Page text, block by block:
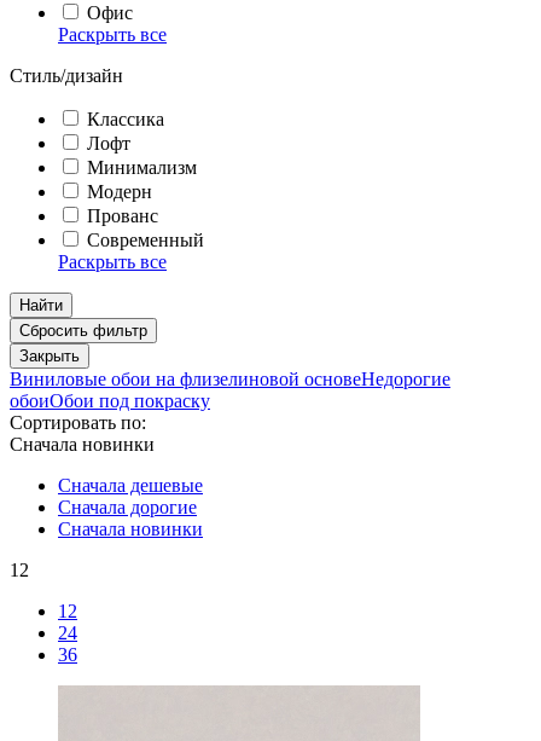
Офис
Раскрыть все
Стиль/дизайн
Классика
Лофт
Минимализм
Модерн
Прованс
Современный
Раскрыть все
Найти
Сбросить фильтр
Закрыть
Виниловые обои на флизелиновой основеНедорогие
обоиОбои под покраску
Сортировать по:
Сначала новинки
Сначала дешевые
Сначала дорогие
Сначала новинки
12
12
24
36